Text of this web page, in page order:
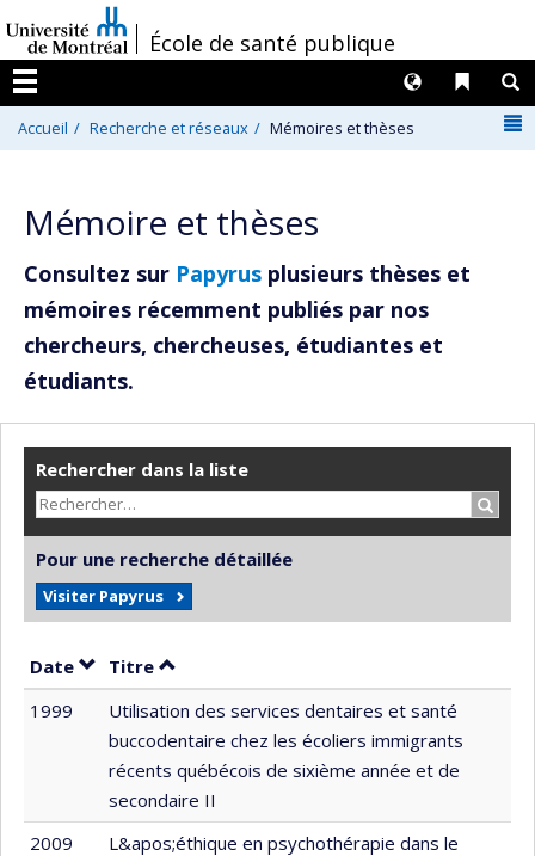
au
contenu
/École de santé publique
Menu
Liens
Langues
Accueil Recherche et réseaux Mémoires et thèses
Mémoire et thèses
Consultez sur Papyrus plusieurs thèses et
mémoires récemment publiés par nos
chercheurs, chercheuses, étudiantes et
étudiants.
Rechercher dans la liste
Pour une recherche détaillée
Visiter Papyrus
Date Trier par date en ordre décroissant
Titre Trier par titre en ordre décroissant
1999
Utilisation des services dentaires et santé
buccodentaire chez les écoliers immigrants
récents québécois de sixième année et de
secondaire II
2009
L&apos;éthique en psychothérapie dans le